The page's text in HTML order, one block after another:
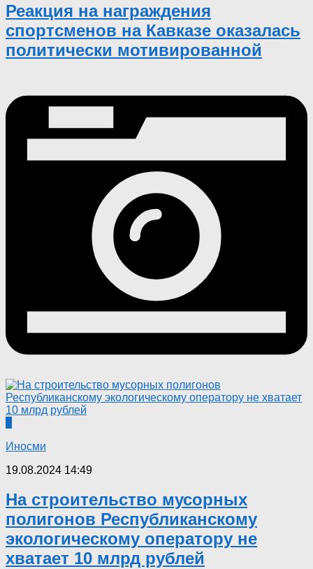
Реакция на награждения
спортсменов на Кавказе оказалась
политически мотивированной
Иносми
19.08.2024 14:49
На строительство мусорных
полигонов Республиканскому
экологическому оператору не
хватает 10 млрд рублей